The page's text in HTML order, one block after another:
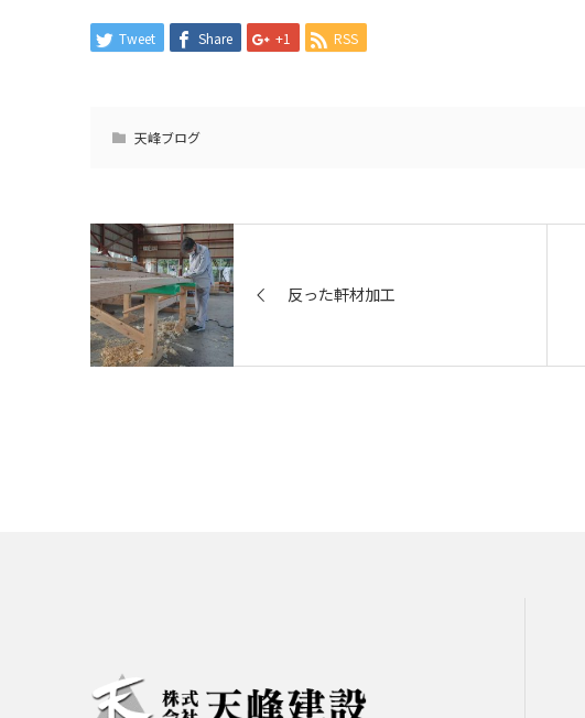
Tweet Share +1 RSS
天峰ブログ
反った軒材加工